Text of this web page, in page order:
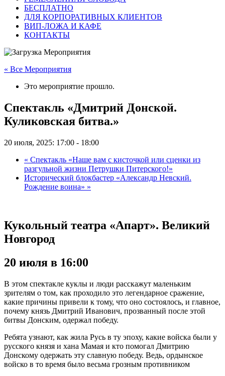
БЕСПЛАТНО
ДЛЯ КОРПОРАТИВНЫХ КЛИЕНТОВ
ВИП-ЛОЖА И КАФЕ
КОНТАКТЫ
« Все Мероприятия
Это мероприятие прошло.
Спектакль «Дмитрий Донской.
Куликовская битва.»
20 июля, 2025: 17:00 - 18:00
« Спектакль «Наше вам с кисточкой или сценки из
разгульной жизни Петрушки Питерского!»
Исторический блокбастер «Александр Невский.
Рождение воина» »
Кукольный театра «Апарт». Великий
Новгород
20 июля в 16:00
В этом спектакле куклы и люди расскажут маленьким
зрителям о том, как проходило это легендарное сражение,
какие причины привели к тому, что оно состоялось, и главное,
почему князь Дмитрий Иванович, прозванный после этой
битвы Донским, одержал победу.
Ребята узнают, как жила Русь в ту эпоху, какие войска были у
русского князя и хана Мамая и кто помогал Дмитрию
Донскому одержать эту славную победу. Ведь, ордынское
войско в то время было весьма грозным противником